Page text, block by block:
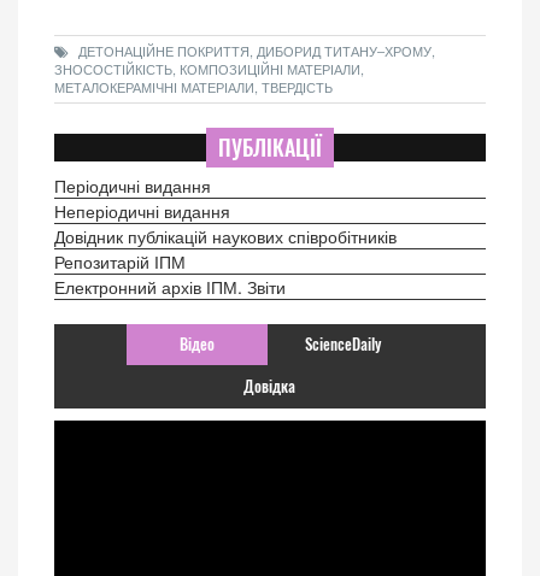
ДЕТОНАЦІЙНЕ ПОКРИТТЯ, ДИБОРИД ТИТАНУ–ХРОМУ,
ЗНОСОСТІЙКІСТЬ, КОМПОЗИЦІЙНІ МАТЕРІАЛИ,
МЕТАЛОКЕРАМІЧНІ МАТЕРІАЛИ, ТВЕРДІСТЬ
ПУБЛІКАЦІЇ
Періодичні видання
Неперіодичні видання
Довідник публікацій наукових співробітників
Репозитарій ІПМ
Електронний архів ІПМ. Звіти
Відео ScienceDaily
Довідка